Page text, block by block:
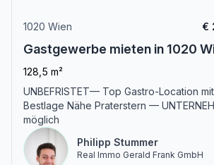
1020 Wien €
Gastgewerbe mieten in 1020
128,5 m²
UNBEFRISTET— Top Gastro-Location
Bestlage Nähe Praterstern —
möglich
Philipp Stummer
Real Immo Gerald Frank GmbH